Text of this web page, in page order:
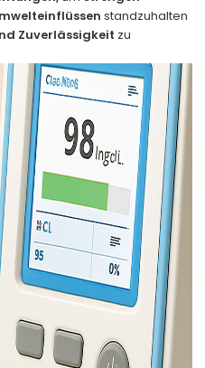
standzuhalten
Zuverlässigkeit zu